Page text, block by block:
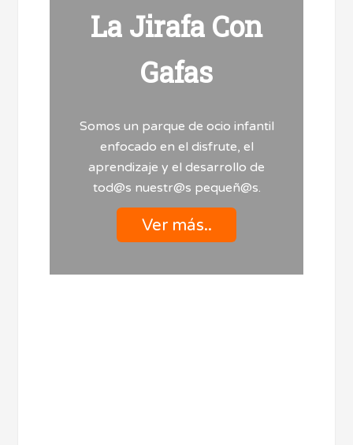
La Jirafa Con
Gafas
Somos un parque de ocio infantil
enfocado en el disfrute, el
aprendizaje y el desarrollo de
tod@s nuestr@s pequeñ@s.
Ver más..